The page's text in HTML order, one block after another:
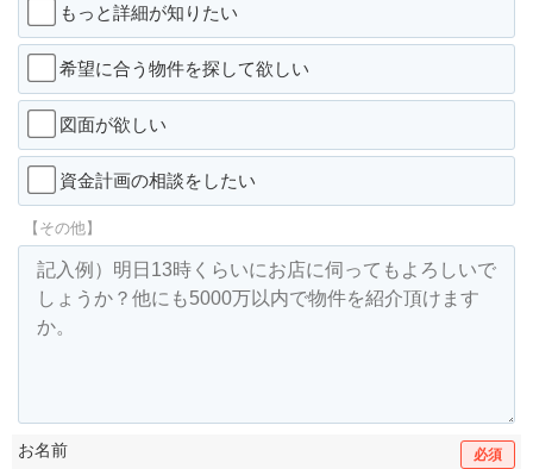
もっと詳細が知りたい
希望に合う物件を探して欲しい
図面が欲しい
資金計画の相談をしたい
【その他】
お名前 必須